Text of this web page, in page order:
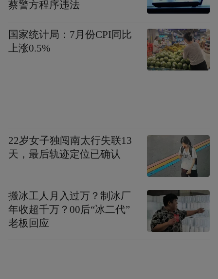
蔡警方程序违法
国家统计局：7月份CPI同比
上涨0.5%
22岁女子独闯南太行失联13
天，最后轨迹定位已确认
搬冰工人月入过万？制冰厂
年收超千万？00后“冰二代”
老板回应